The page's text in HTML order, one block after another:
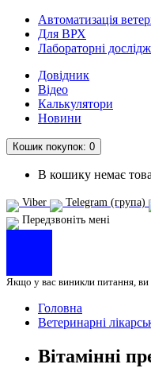
Автоматизація
Для ВРХ
Лабораторні
Довідник
Відео
Калькулятори
Новини
Кошик покупок: 0
В кошику немає
Viber Telegram (група)
Передзвоніть мені
Якщо у вас виникли питання,
Головна
Ветеринарні
Вітамінні